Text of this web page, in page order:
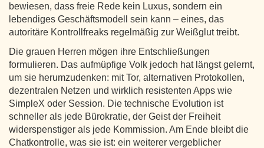
bewiesen, dass freie Rede kein Luxus, sondern ein
lebendiges Geschäftsmodell sein kann – eines, das
autoritäre Kontrollfreaks regelmäßig zur Weißglut treibt.
Die grauen Herren mögen ihre Entschließungen
formulieren. Das aufmüpfige Volk jedoch hat längst gelernt,
um sie herumzudenken: mit Tor, alternativen Protokollen,
dezentralen Netzen und wirklich resistenten Apps wie
SimpleX oder Session. Die technische Evolution ist
schneller als jede Bürokratie, der Geist der Freiheit
widerspenstiger als jede Kommission. Am Ende bleibt die
Chatkontrolle, was sie ist: ein weiterer vergeblicher